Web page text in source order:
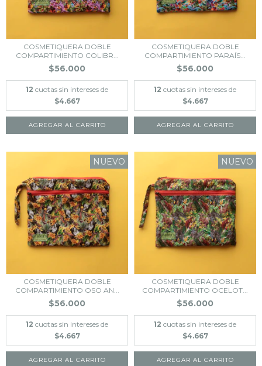
COSMETIQUERA DOBLE
COMPARTIMIENTO COLIBR...
$56.000
12 cuotas sin intereses de
$4.667
COSMETIQUERA DOBLE
COMPARTIMIENTO PARAÍS...
$56.000
12 cuotas sin intereses de
$4.667
NUEVO
COSMETIQUERA DOBLE
COMPARTIMIENTO OSO AN...
$56.000
12 cuotas sin intereses de
$4.667
NUEVO
COSMETIQUERA DOBLE
COMPARTIMIENTO OCELOT...
$56.000
12 cuotas sin intereses de
$4.667